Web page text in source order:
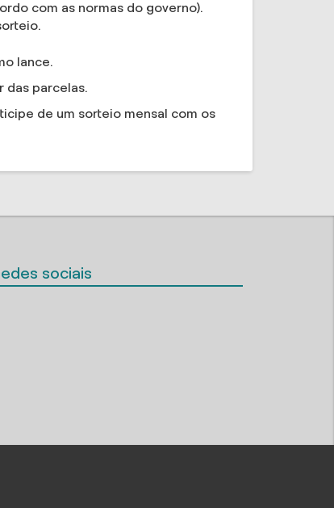
com as normas do governo).
lance.
das parcelas.
de um sorteio mensal com os
sociais